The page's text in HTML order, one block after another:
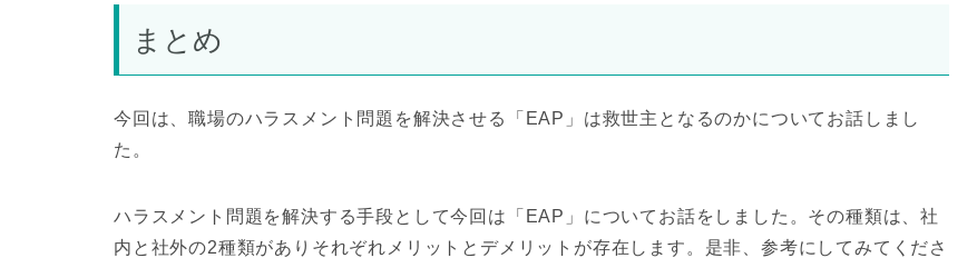
まとめ
今回は、職場のハラスメント問題を解決させる「EAP」は救世主となるのかについてお話しまし
た。
ハラスメント問題を解決する手段として今回は「EAP」についてお話をしました。その種類は、社
内と社外の2種類がありそれぞれメリットとデメリットが存在します。是非、参考にしてみてくださ